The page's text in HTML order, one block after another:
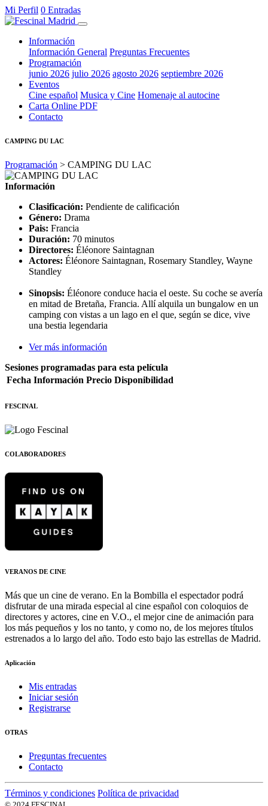
Mi Perfil 0 Entradas
Información
Información General Preguntas Frecuentes
Programación
junio 2026 julio 2026 agosto 2026 septiembre 2026
Eventos
Cine español Musica y Cine Homenaje al autocine
Carta Online PDF
Contacto
CAMPING DU LAC
Programación > CAMPING DU LAC
Información
Clasificación: Pendiente de calificación
Género: Drama
Pais: Francia
Duración: 70 minutos
Directores: Éléonore Saintagnan
Actores: Éléonore Saintagnan, Rosemary Standley, Wayne
Standley
Sinopsis: Éléonore conduce hacia el oeste. Su coche se avería
en mitad de Bretaña, Francia. Allí alquila un bungalow en un
camping con vistas a un lago en el que, según se dice, vive
una bestia legendaria
Ver más información
Sesiones programadas para esta película
Fecha Información Precio Disponibilidad
FESCINAL
COLABORADORES
VERANOS DE CINE
Más que un cine de verano. En la Bombilla el espectador podrá
disfrutar de una mirada especial al cine español con coloquios de
directores y actores, cine en V.O., el mejor cine de animación para
los más pequeños y los no tanto, y como no, de los mejores títulos
estrenados a lo largo del año. Todo esto bajo las estrellas de Madrid.
Aplicación
Mis entradas
Iniciar sesión
Registrarse
OTRAS
Preguntas frecuentes
Contacto
Términos y condiciones Política de privacidad